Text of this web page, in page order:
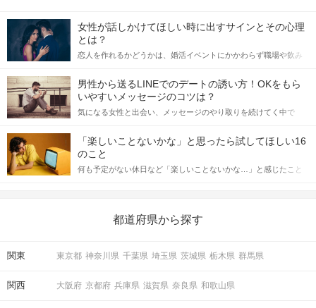
女性が話しかけてほしい時に出すサインとその心理
とは？
恋人を作れるかどうかは、婚活イベントにかかわらず職場や飲み
てアプローチできるかにも左右されます。 これから恋人作りを本
格的に始めようとしている方は、女性が異性を求めて出すサイン
をしっかりと理解し、正しい行動に移せるかどうかが重要。 この
記事では、女性が話しかけて欲しい時に出すサインとその心理を
合にどのような行動に繋げるべきかをご紹介していきます。
男性から送るLINEでのデートの誘い方！OKをもら
いやすいメッセージのコツは？
気になる女性と出会い、メッセージのやり取りを続けてく中で
しかし、中には「どう誘ったらいいの？」とお困りの男性もいら
っしゃるのではないでしょうか。 そこで今回は、男性から女性へ
送るLINEでのデートの誘い方のコツをご紹介します。例文も混じ
えながら解説するので、ぜひ参考にしてください。
「楽しいことないかな」と思ったら試してほしい16
のこと
何も予定がない休日など「楽しいことないかな…」と感じたこと
の楽しいことアイデアを集めました♪ いままさに楽しいことを探し
都道府県から探す
関東 東京都 神奈川県 千葉県 埼玉県 茨城県 栃木県 群馬県
関西 大阪府 京都府 兵庫県 滋賀県 奈良県 和歌山県